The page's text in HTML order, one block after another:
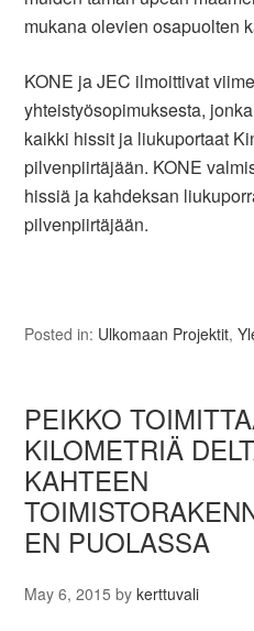
mukana olevien osapuolten
KONE ja JEC ilmoittivat
yhteistyösopimuksesta,
kaikki hissit ja liukuportaat
pilvenpiirtäjään. KONE
hissiä ja kahdeksan
pilvenpiirtäjään.
Posted in: Ulkomaan Projektit,
PEIKKO
KILOMETRIÄ
KAHTEEN
EN PUOLASSA
May 6, 2015 bykerttuvali